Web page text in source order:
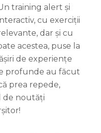
training alert și
cu exerciții
dar și cu
acestea, puse la
de experiențe
profunde au făcut
prea repede,
de noutăți